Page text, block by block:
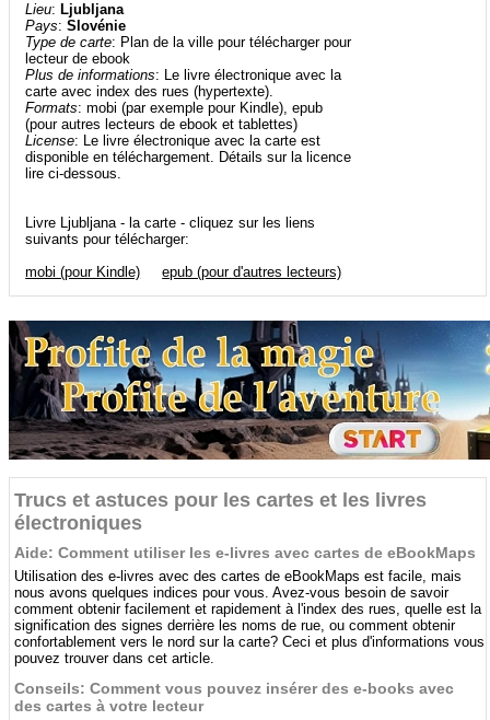
Lieu: Ljubljana
Pays:Slovénie
Type de carte: Plan de la ville pour télécharger pour
lecteur de ebook
Plus de informations: Le livre électronique avec la
carte avec index des rues (hypertexte).
Formats: mobi (par exemple pour Kindle), epub
(pour autres lecteurs de ebook et tablettes)
License: Le livre électronique avec la carte est
disponible en téléchargement. Détails sur la licence
lire ci-dessous.
Livre Ljubljana - la carte - cliquez sur les liens
suivants pour télécharger:
mobi (pour Kindle)
epub (pour d'autres lecteurs)
Trucs et astuces pour les cartes et les livres
électroniques
Aide: Comment utiliser les e-livres avec cartes de eBookMaps
Utilisation des e-livres avec des cartes de eBookMaps est facile, mais
nous avons quelques indices pour vous. Avez-vous besoin de savoir
comment obtenir facilement et rapidement à l'index des rues, quelle est la
signification des signes derrière les noms de rue, ou comment obtenir
confortablement vers le nord sur la carte? Ceci et plus d'informations vous
pouvez trouver dans cet article.
Conseils: Comment vous pouvez insérer des e-books avec
des cartes à votre lecteur